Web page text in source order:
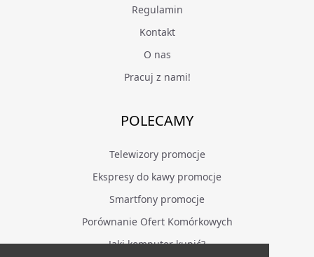
Regulamin
Kontakt
O nas
Pracuj z nami!
POLECAMY
Telewizory promocje
Ekspresy do kawy promocje
Smartfony promocje
Porównanie Ofert Komórkowych
Jaki komputer kupić?